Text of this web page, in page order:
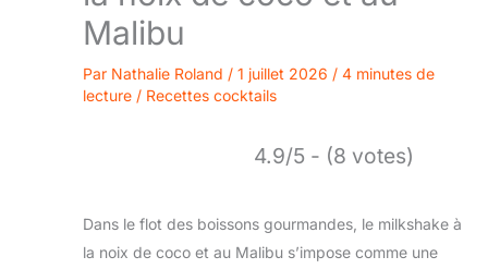
Malibu
Par Nathalie Roland / 1 juillet 2026 / 4 minutes de
lecture / Recettes cocktails
4.9/5 - (8 votes)
Dans le flot des boissons gourmandes, le milkshake à
la noix de coco et au Malibu s’impose comme une